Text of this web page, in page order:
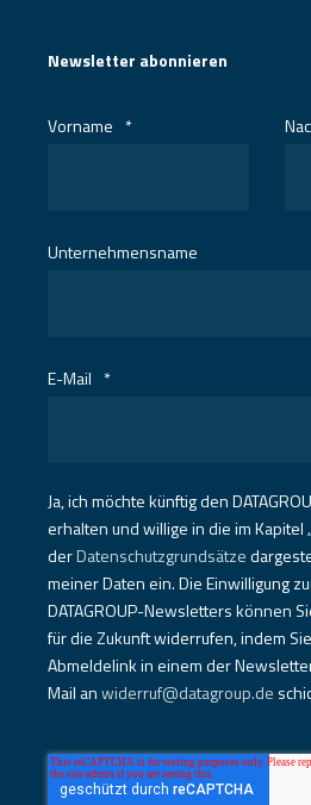
Newsletter abonnieren
Vorname *
Unternehmensname
E-Mail *
Ja, ich möchte künftig den
erhalten und willige in die im
derDatenschutzgrundsätze
meiner Daten ein. Die Einwilligung
DATAGROUP-Newsletters können
für die Zukunft widerrufen, indem
Abmeldelink in einem der
Mail anwiderruf@datagroup.de